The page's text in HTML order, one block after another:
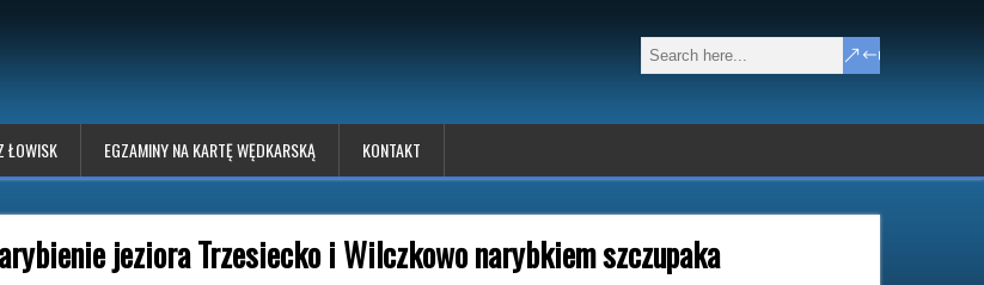
ŁOWISK EGZAMINY NA KARTĘ WĘDKARSKĄ KONTAKT
jeziora Trzesiecko i Wilczkowo narybkiem szczupaka